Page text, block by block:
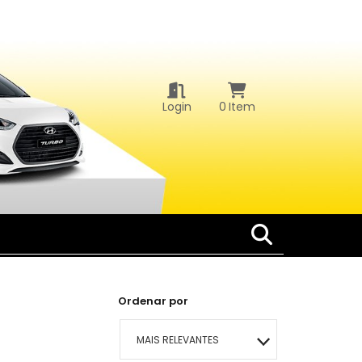
Login 0 Item
Ordenar por
MAIS RELEVANTES